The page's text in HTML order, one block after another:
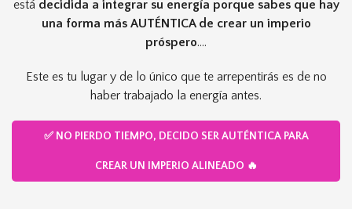
está decidida a integrar su energía porque sabes que hay
una forma más AUTÉNTICA de crear un imperio
próspero....
Este es tu lugar y de lo único que te arrepentirás es de no
haber trabajado la energía antes.
✅ NO PIERDO TIEMPO, DECIDO SER AUTÉNTICA PARA
CREAR UN IMPERIO ALINEADO 🔥